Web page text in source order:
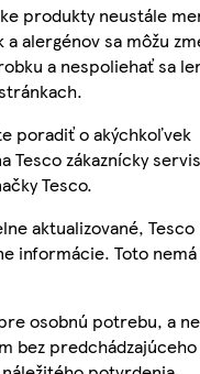
produkty neustále
a alergénov sa môžu
a nespoliehať sa
poradiť o akýchkoľvek
Tesco zákaznícky
Tesco.
aktualizované, Tesco
informácie. Toto
osobnú potrebu, a
bez predchádzajúceho